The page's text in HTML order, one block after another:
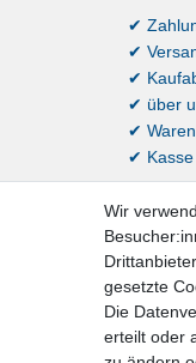
✔
✔
✔
✔ über
✔
✔ Kasse
Wir
gesetzte
Die
erteilt oder